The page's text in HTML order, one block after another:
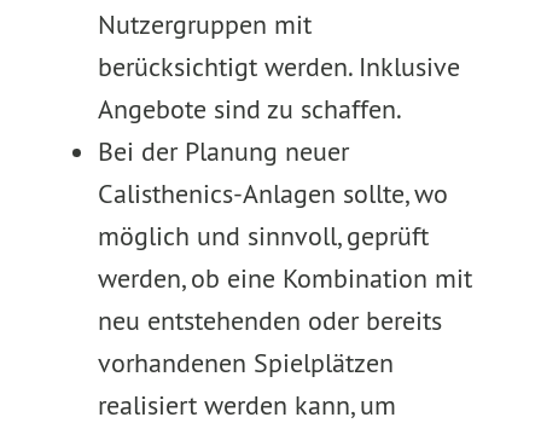
Nutzergruppen mit
berücksichtigt werden. Inklusive
Angebote sind zu schaffen.
Bei der Planung neuer
Calisthenics-Anlagen sollte, wo
möglich und sinnvoll, geprüft
werden, ob eine Kombination mit
neu entstehenden oder bereits
vorhandenen Spielplätzen
realisiert werden kann, um